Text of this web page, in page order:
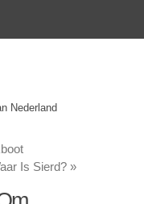
Nederland
Is Sierd? »